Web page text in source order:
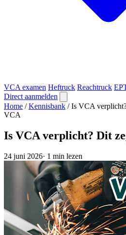
VCA examen Heftruck Reachtruck
Direct aanmelden
Home / Kennisbank / Is VCA
VCA
Is VCA verplicht? Dit
24 juni 2026· 1 min lezen